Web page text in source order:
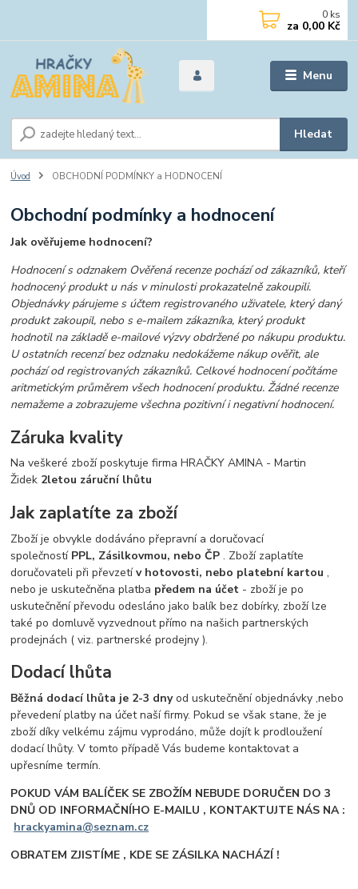
Menu
Hledat
0 ks
za 0,00 Kč
Úvod OBCHODNÍ PODMÍNKY a HODNOCENÍ
Obchodní podmínky a hodnocení
Jak ověřujeme hodnocení?
Hodnocení s odznakem Ověřená recenze pochází od zákazníků, kteří
hodnocený produkt u nás v minulosti prokazatelně zakoupili.
Objednávky párujeme s účtem registrovaného uživatele, který daný
produkt zakoupil, nebo s e-mailem zákazníka, který produkt
hodnotil na základě e-mailové výzvy obdržené po nákupu produktu.
U ostatních recenzí bez odznaku nedokážeme nákup ověřit, ale
pochází od registrovaných zákazníků. Celkové hodnocení počítáme
aritmetickým průměrem všech hodnocení produktu. Žádné recenze
nemažeme a zobrazujeme všechna pozitivní i negativní hodnocení.
Záruka kvality
Na veškeré zboží poskytuje firma HRAČKY AMINA - Martin
Židek 2letou záruční lhůtu
Jak zaplatíte za zboží
Zboží je obvykle dodáváno přepravní a doručovací
společností PPL, Zásilkovmou, nebo ČP . Zboží zaplatíte
doručovateli při převzetív hotovosti, nebo platební kartou,
nebo je uskutečněna platba předem na účet - zboží je po
uskutečnění převodu odesláno jako balík bez dobírky, zboží lze
také po domluvě vyzvednout přímo na našich partnerských
prodejnách ( viz. partnerské prodejny ).
Dodací lhůta
Běžná dodací lhůta je 2-3 dnyod uskutečnění objednávky ,nebo
převedení platby na účet naší firmy. Pokud se však stane, že je
zboží díky velkému zájmu vyprodáno, může dojít k prodloužení
dodací lhůty. V tomto případě Vás budeme kontaktovat a
upřesníme termín.
POKUD VÁM BALÍČEK SE ZBOŽÍM NEBUDE DORUČEN DO 3
DNŮ OD INFORMAČNÍHO E-MAILU , KONTAKTUJTE NÁS NA :
hrackyamina@seznam.cz
OBRATEM ZJISTÍME , KDE SE ZÁSILKA NACHÁZÍ !